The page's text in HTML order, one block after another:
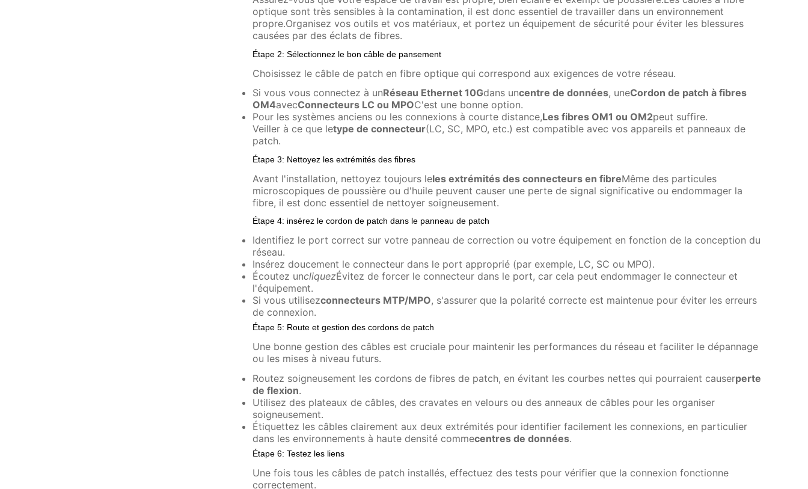
optique sont très sensibles à la contamination, il est donc essentiel de travailler dans un environnement
propre.Organisez vos outils et vos matériaux, et portez un équipement de sécurité pour éviter les blessures
causées par des éclats de fibres.
Étape 2: Sélectionnez le bon câble de pansement
Choisissez le câble de patch en fibre optique qui correspond aux exigences de votre réseau.
Si vous vous connectez à unRéseau Ethernet 10Gdans uncentre de données, uneCordon de patch à fibres
OM4avecConnecteurs LC ou MPOC'est une bonne option.
Pour les systèmes anciens ou les connexions à courte distance,Les fibres OM1 ou OM2peut suffire.
Veiller à ce que letype de connecteur(LC, SC, MPO, etc.) est compatible avec vos appareils et panneaux de
patch.
Étape 3: Nettoyez les extrémités des fibres
Avant l'installation, nettoyez toujours leles extrémités des connecteurs en fibreMême des particules
microscopiques de poussière ou d'huile peuvent causer une perte de signal significative ou endommager la
fibre, il est donc essentiel de nettoyer soigneusement.
Étape 4: insérez le cordon de patch dans le panneau de patch
Identifiez le port correct sur votre panneau de correction ou votre équipement en fonction de la conception du
réseau.
Insérez doucement le connecteur dans le port approprié (par exemple, LC, SC ou MPO).
Écoutez uncliquezÉvitez de forcer le connecteur dans le port, car cela peut endommager le connecteur et
l'équipement.
Si vous utilisezconnecteurs MTP/MPO, s'assurer que la polarité correcte est maintenue pour éviter les erreurs
de connexion.
Étape 5: Route et gestion des cordons de patch
Une bonne gestion des câbles est cruciale pour maintenir les performances du réseau et faciliter le dépannage
ou les mises à niveau futurs.
Routez soigneusement les cordons de fibres de patch, en évitant les courbes nettes qui pourraient causerperte
de flexion.
Utilisez des plateaux de câbles, des cravates en velours ou des anneaux de câbles pour les organiser
soigneusement.
Étiquettez les câbles clairement aux deux extrémités pour identifier facilement les connexions, en particulier
dans les environnements à haute densité commecentres de données.
Étape 6: Testez les liens
Une fois tous les câbles de patch installés, effectuez des tests pour vérifier que la connexion fonctionne
correctement.